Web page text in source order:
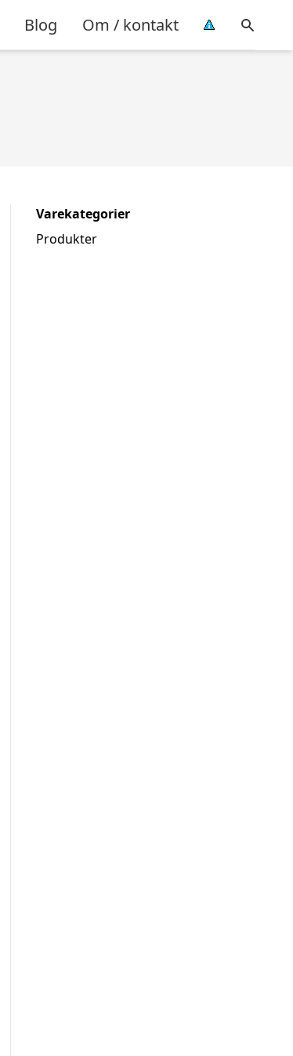
Blog Om / kontakt
Varekategorier
Produkter